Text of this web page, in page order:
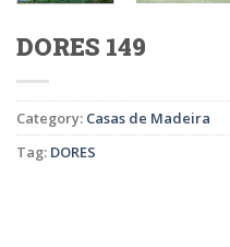
DORES 149
Category: Casas de Madeira
Tag: DORES